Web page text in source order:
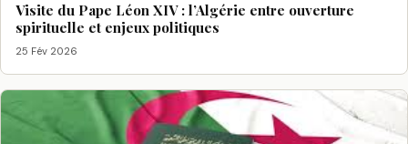
Visite du Pape Léon XIV : l’Algérie entre ouverture
spirituelle et enjeux politiques
25 Fév 2026